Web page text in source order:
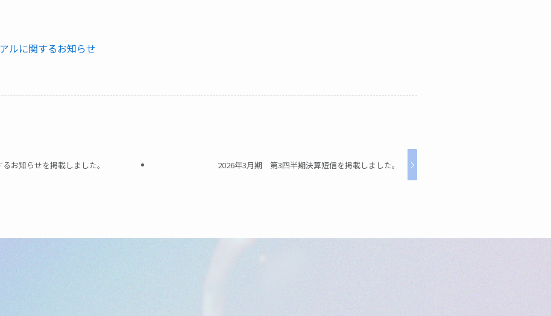
ルに関するお知らせ
お知らせを掲載しました。 2026年3月期 第3四半期決算短信を掲載しました。